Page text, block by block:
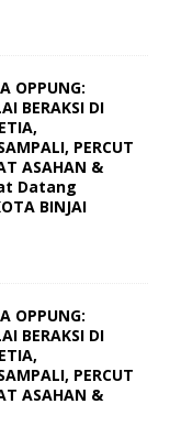
OPPUNG:
BERAKSI DI
PERCUT
ASAHAN &
Datang
BINJAI
OPPUNG:
BERAKSI DI
PERCUT
ASAHAN &